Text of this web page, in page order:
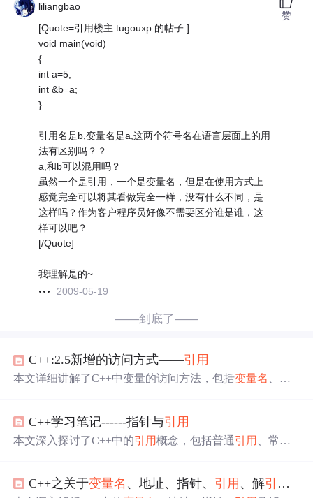
liliangbao
[Quote=引用楼主 tugouxp 的帖子:]
void main(void)
{
int a=5;
int &b=a;
}
引用名是b,变量名是a,这两个符号名在语言层面上的用
法有区别吗？？
a,和b可以混用吗？
虽然一个是引用，一个是变量名，但是在使用方式上
感觉完全可以将其看做完全一样，没有什么不同，是
这样吗？作为客户程序员好像不需要区分谁是谁，这
样可以吧？
[/Quote]
我理解是的~
2009-05-19
赞
——到底了——
C++:2.5新增的访问方式——引用
本文详细讲解了C++中变量的访问方法，包括变量名
引
要点和常引用的应用，强调了引用在效率和可读性方面的
优势。,
C++学习笔记------指针与引用
本文深入探讨了C++中的引用概念，包括普通引用 、常 引
使用typedef简化复杂类型的声明。
C++之关于变量名 、地址、指针、 引用 、解引用